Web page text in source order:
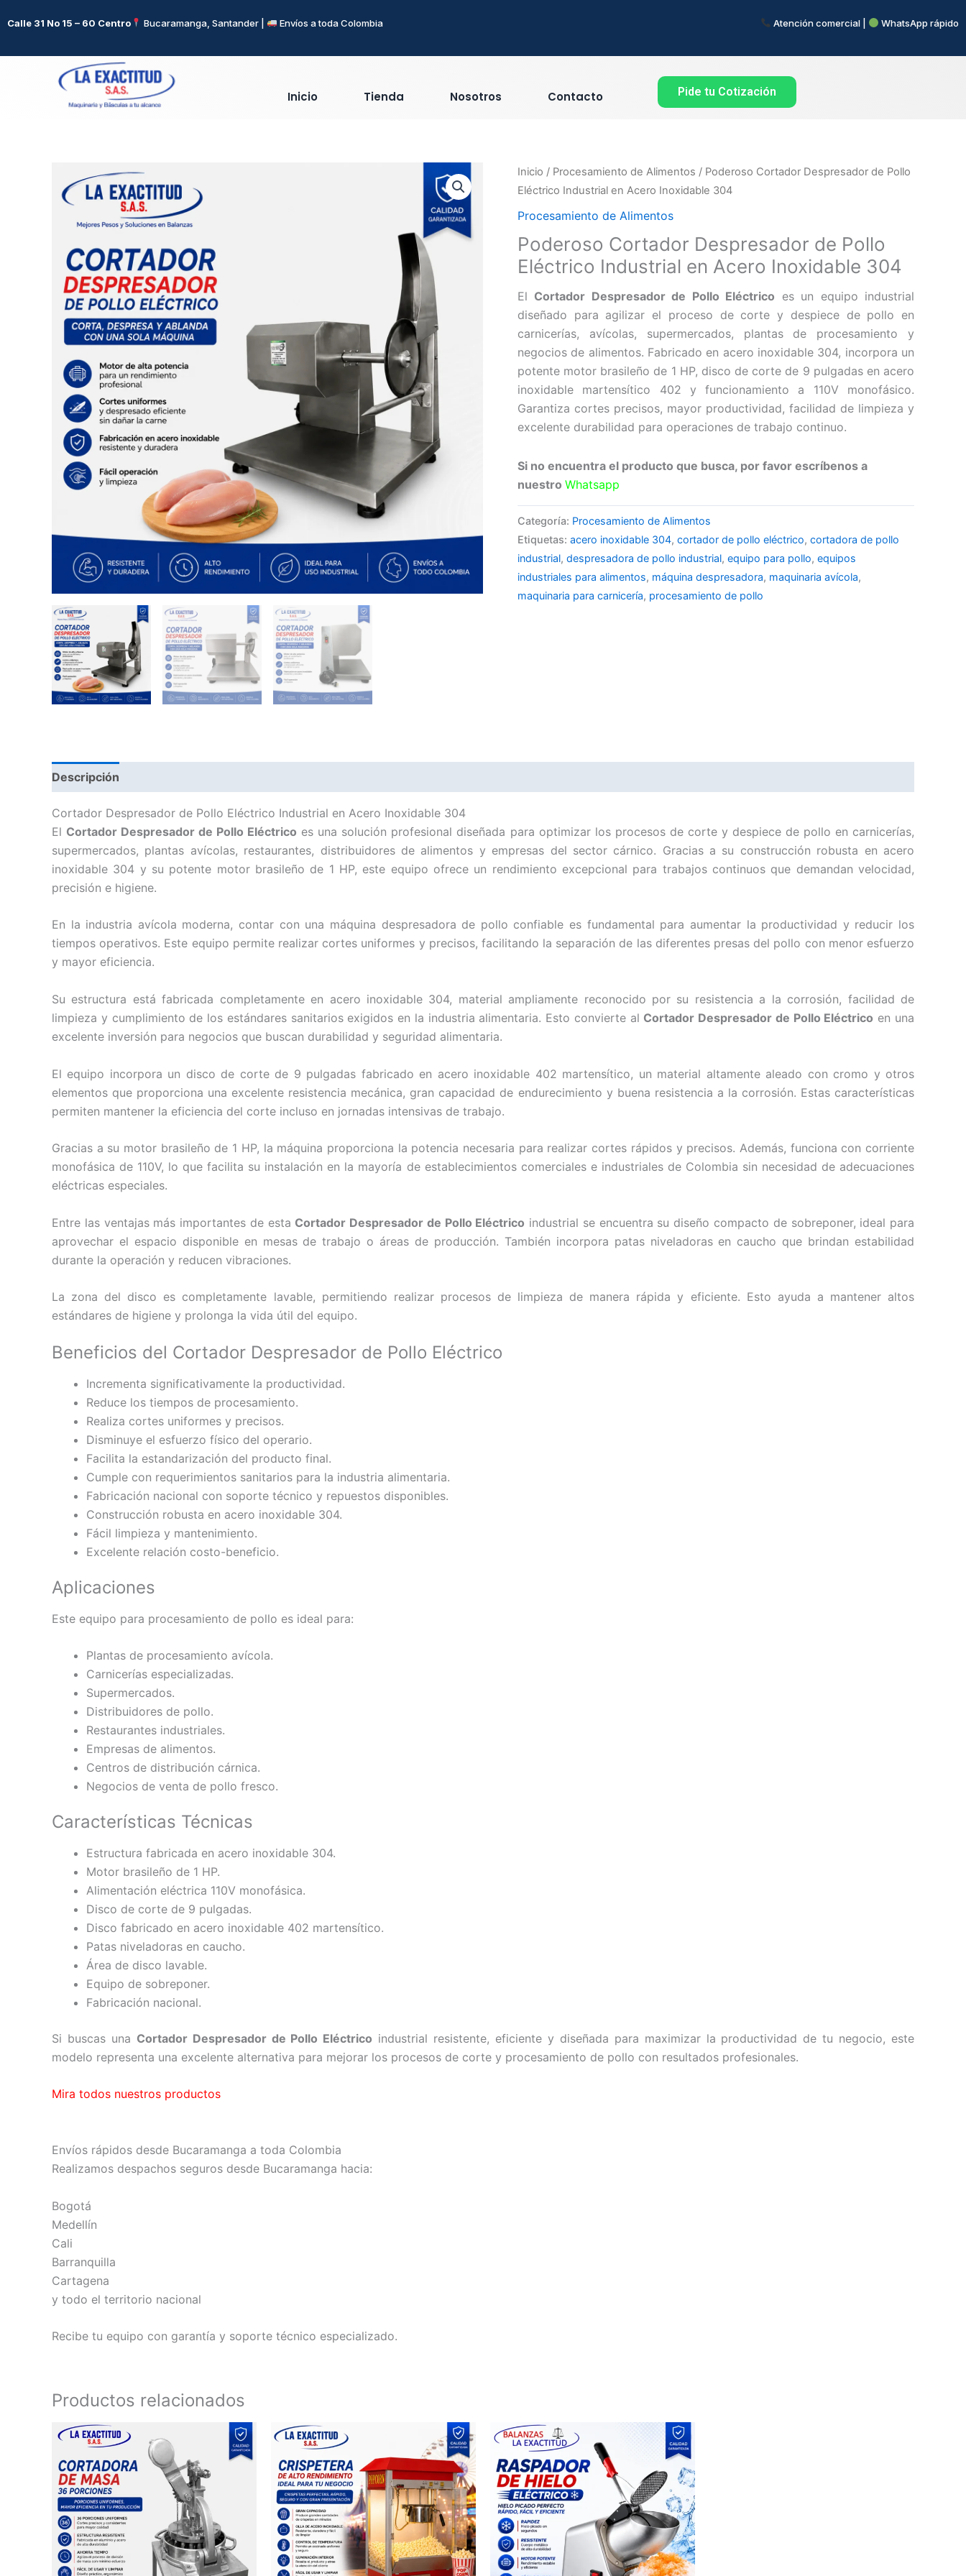
alCalle 31 No 15 – 60 Centro Bucaramanga, Santander | Envíos a toda Colombia Atención comercial | WhatsApp rápido
Inicio Tienda Nosotros Contacto Pide tu Cotización
Inicio / Procesamiento de Alimentos / Poderoso Cortador Despresador de Pollo
Eléctrico Industrial en Acero Inoxidable 304
Procesamiento de Alimentos
Poderoso Cortador Despresador de Pollo
Eléctrico Industrial en Acero Inoxidable 304
El Cortador Despresador de Pollo Eléctrico es un equipo industrial
diseñado para agilizar el proceso de corte y despiece de pollo en
carnicerías, avícolas, supermercados, plantas de procesamiento y
negocios de alimentos. Fabricado en acero inoxidable 304, incorpora un
potente motor brasileño de 1 HP, disco de corte de 9 pulgadas en acero
inoxidable martensítico 402 y funcionamiento a 110V monofásico.
Garantiza cortes precisos, mayor productividad, facilidad de limpieza y
excelente durabilidad para operaciones de trabajo continuo.
Si no encuentra el producto que busca, por favor escríbenos a
nuestro Whatsapp
Categoría: Procesamiento de Alimentos
Etiquetas: acero inoxidable 304, cortador de pollo eléctrico, cortadora de pollo
industrial, despresadora de pollo industrial, equipo para pollo, equipos
industriales para alimentos, máquina despresadora, maquinaria avícola,
maquinaria para carnicería, procesamiento de pollo
Descripción
Cortador Despresador de Pollo Eléctrico Industrial en Acero Inoxidable 304
El Cortador Despresador de Pollo Eléctrico es una solución profesional diseñada para optimizar los procesos de corte y despiece de pollo en carnicerías,
supermercados, plantas avícolas, restaurantes, distribuidores de alimentos y empresas del sector cárnico. Gracias a su construcción robusta en acero
inoxidable 304 y su potente motor brasileño de 1 HP, este equipo ofrece un rendimiento excepcional para trabajos continuos que demandan velocidad,
precisión e higiene.
En la industria avícola moderna, contar con una máquina despresadora de pollo confiable es fundamental para aumentar la productividad y reducir los
tiempos operativos. Este equipo permite realizar cortes uniformes y precisos, facilitando la separación de las diferentes presas del pollo con menor esfuerzo
y mayor eficiencia.
Su estructura está fabricada completamente en acero inoxidable 304, material ampliamente reconocido por su resistencia a la corrosión, facilidad de
limpieza y cumplimiento de los estándares sanitarios exigidos en la industria alimentaria. Esto convierte al Cortador Despresador de Pollo Eléctrico en una
excelente inversión para negocios que buscan durabilidad y seguridad alimentaria.
El equipo incorpora un disco de corte de 9 pulgadas fabricado en acero inoxidable 402 martensítico, un material altamente aleado con cromo y otros
elementos que proporciona una excelente resistencia mecánica, gran capacidad de endurecimiento y buena resistencia a la corrosión. Estas características
permiten mantener la eficiencia del corte incluso en jornadas intensivas de trabajo.
Gracias a su motor brasileño de 1 HP, la máquina proporciona la potencia necesaria para realizar cortes rápidos y precisos. Además, funciona con corriente
monofásica de 110V, lo que facilita su instalación en la mayoría de establecimientos comerciales e industriales de Colombia sin necesidad de adecuaciones
eléctricas especiales.
Entre las ventajas más importantes de esta Cortador Despresador de Pollo Eléctrico industrial se encuentra su diseño compacto de sobreponer, ideal para
aprovechar el espacio disponible en mesas de trabajo o áreas de producción. También incorpora patas niveladoras en caucho que brindan estabilidad
durante la operación y reducen vibraciones.
La zona del disco es completamente lavable, permitiendo realizar procesos de limpieza de manera rápida y eficiente. Esto ayuda a mantener altos
estándares de higiene y prolonga la vida útil del equipo.
Beneficios del Cortador Despresador de Pollo Eléctrico
Incrementa significativamente la productividad.
Reduce los tiempos de procesamiento.
Realiza cortes uniformes y precisos.
Disminuye el esfuerzo físico del operario.
Facilita la estandarización del producto final.
Cumple con requerimientos sanitarios para la industria alimentaria.
Fabricación nacional con soporte técnico y repuestos disponibles.
Construcción robusta en acero inoxidable 304.
Fácil limpieza y mantenimiento.
Excelente relación costo-beneficio.
Aplicaciones
Este equipo para procesamiento de pollo es ideal para:
Plantas de procesamiento avícola.
Carnicerías especializadas.
Supermercados.
Distribuidores de pollo.
Restaurantes industriales.
Empresas de alimentos.
Centros de distribución cárnica.
Negocios de venta de pollo fresco.
Características Técnicas
Estructura fabricada en acero inoxidable 304.
Motor brasileño de 1 HP.
Alimentación eléctrica 110V monofásica.
Disco de corte de 9 pulgadas.
Disco fabricado en acero inoxidable 402 martensítico.
Patas niveladoras en caucho.
Área de disco lavable.
Equipo de sobreponer.
Fabricación nacional.
Si buscas una Cortador Despresador de Pollo Eléctrico industrial resistente, eficiente y diseñada para maximizar la productividad de tu negocio, este
modelo representa una excelente alternativa para mejorar los procesos de corte y procesamiento de pollo con resultados profesionales.
Mira todos nuestros productos
Envíos rápidos desde Bucaramanga a toda Colombia
Realizamos despachos seguros desde Bucaramanga hacia:
Bogotá
Medellín
Cali
Barranquilla
Cartagena
y todo el territorio nacional
Recibe tu equipo con garantía y soporte técnico especializado.
Productos relacionados